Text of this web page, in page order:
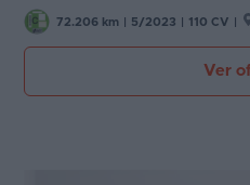
72.206 km 5/2023 110 CV
Ver